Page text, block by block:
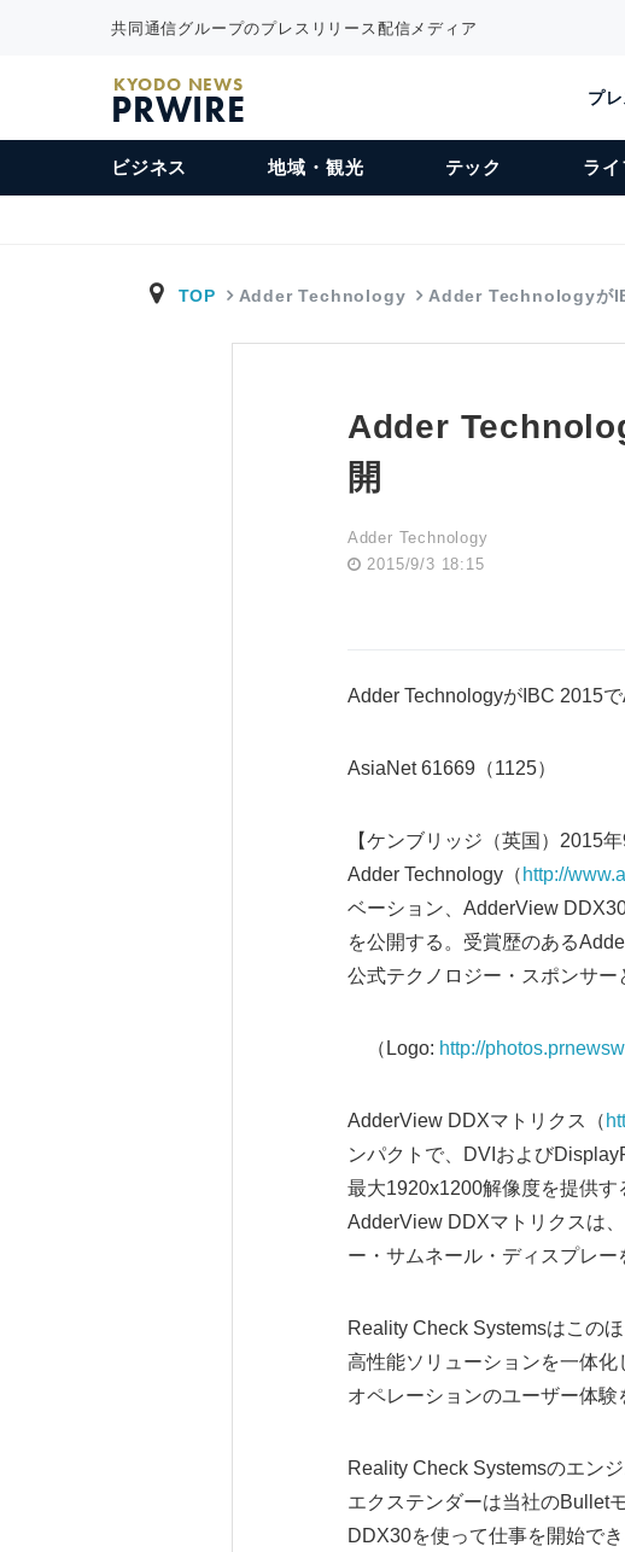
共同通信グループのプレスリリース配信メディア
KYODO NEWS
PRWIRE プ
ビジネス 地域・観光 テック ラ
TOP Adder Technology Adder Technologyが
Adder
開
Adder Technology
2015/9/3 18:15
Adder TechnologyがIBC 2015
AsiaNet 61669（1125）
【ケンブリッジ（英国）2015
Adder Technology（ http://
ベーション、AdderView
を公開する。受賞歴のある
公式テクノロジー・スポンサー
（Logo: http://
AdderView DDXマトリクス（
ンパクトで、DVIおよび
最大1920x1200解像度を提供
AdderView DDXマトリクスは
ー・サムネール・ディスプレー
Reality Check Systemsはこの
高性能ソリューションを一体
オペレーションのユーザー体験
Reality Check Systemsのエン
エクステンダーは当社のBullet
DDX30を使って仕事を開始で